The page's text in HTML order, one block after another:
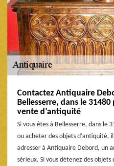
Contactez Antiquaire
Bellesserre, dans le
vente d’antiquité
Si vous êtes à Bellesserre, dans le
ou acheter des objets d’antiquité,
adresser à Antiquaire Debord, un
sérieux. Si vous détenez des objets